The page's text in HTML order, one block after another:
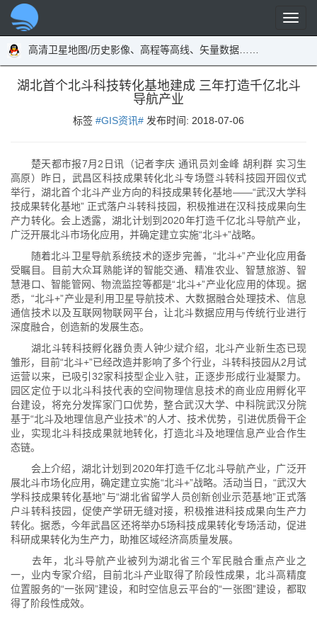
高清卫星地图/历史影像、高程等高线、矢量数据……
湖北首个北斗科技转化基地建成 三年打造千亿北斗
导航产业
标签 #GIS资讯# 发布时间: 2018-07-06
楚天都市报7月2日讯（记者李庆 通讯员刘金峰 胡利群 实习生
高原）昨日，武昌区科技成果转化北斗专场暨斗转科技园开园仪式
举行，湖北首个北斗产业方向的科技成果转化基地——“武汉大学科
技成果转化基地” 正式落户斗转科技园，积极推进在汉科技成果向生
产力转化。会上透露，湖北计划到2020年打造千亿北斗导航产业，
广泛开展北斗市场化应用，并确定建立实施“北斗+”战略。
随着北斗卫星导航系统技术的逐步完善，“北斗+”产业化应用备
受瞩目。目前大众耳熟能详的智能交通、精准农业、智慧旅游、智
慧港口、智能管网、物流监控等都是“北斗+”产业化应用的体现。据
悉，“北斗+”产业是利用卫星导航技术、大数据融合处理技术、信息
通信技术以及互联网物联网平台，让北斗数据应用与传统行业进行
深度融合，创造新的发展生态。
湖北斗转科技孵化器负责人钟少斌介绍，北斗产业新生态已现
雏形，目前“北斗+”已经改造并影响了多个行业，斗转科技园从2月试
运营以来，已吸引32家科技型企业入驻，正逐步形成行业凝聚力。
园区定位于以北斗科技代表的空间物理信息技术的商业应用孵化平
台建设，将充分发挥家门口优势，整合武汉大学、中科院武汉分院
基于“北斗及地理信息产业技术”的人才、技术优势，引进优质骨干企
业，实现北斗科技成果就地转化，打造北斗及地理信息产业合作生
态链。
会上介绍，湖北计划到2020年打造千亿北斗导航产业，广泛开
展北斗市场化应用，确定建立实施“北斗+”战略。活动当日，“武汉大
学科技成果转化基地”与“湖北省留学人员创新创业示范基地”正式落
户斗转科技园，促使产学研无缝对接，积极推进科技成果向生产力
转化。据悉，今年武昌区还将举办5场科技成果转化专场活动，促进
科研成果转化为生产力，助推区域经济高质量发展。
去年，北斗导航产业被列为湖北省三个军民融合重点产业之
一，业内专家介绍，目前北斗产业取得了阶段性成果，北斗高精度
位置服务的“一张网”建设，和时空信息云平台的“一张图”建设，都取
得了阶段性成效。